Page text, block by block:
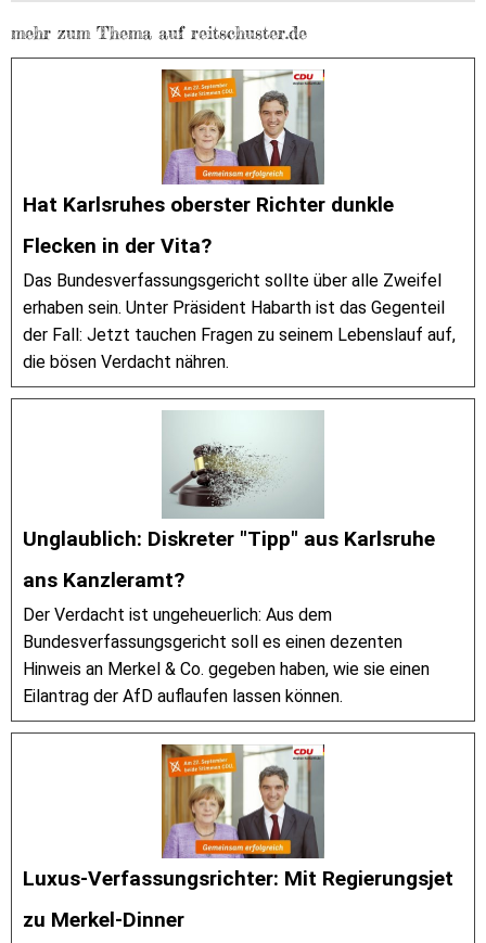
mehr zum Thema auf reitschuster.de
Hat Karlsruhes oberster Richter dunkle
Flecken in der Vita?
Das Bundesverfassungsgericht sollte über alle Zweifel
erhaben sein. Unter Präsident Habarth ist das Gegenteil
der Fall: Jetzt tauchen Fragen zu seinem Lebenslauf auf,
die bösen Verdacht nähren.
Unglaublich: Diskreter "Tipp" aus Karlsruhe
ans Kanzleramt?
Der Verdacht ist ungeheuerlich: Aus dem
Bundesverfassungsgericht soll es einen dezenten
Hinweis an Merkel & Co. gegeben haben, wie sie einen
Eilantrag der AfD auflaufen lassen können.
Luxus-Verfassungsrichter: Mit Regierungsjet
zu Merkel-Dinner